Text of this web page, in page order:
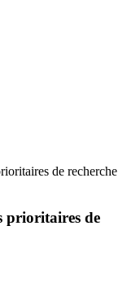
de recherche
prioritaires de